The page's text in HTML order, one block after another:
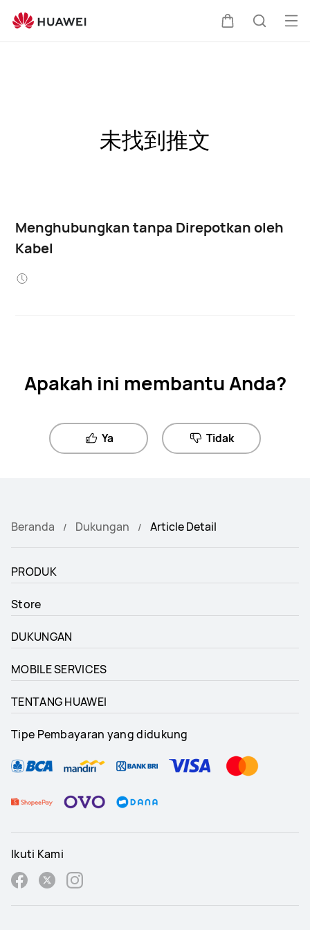
未找到推文
Menghubungkan tanpa Direpotkan oleh
Kabel
Apakah ini membantu Anda?
Ya Tidak
Beranda Dukungan Article Detail
PRODUK
Store
DUKUNGAN
MOBILE SERVICES
TENTANG HUAWEI
Tipe Pembayaran yang didukung
Ikuti Kami